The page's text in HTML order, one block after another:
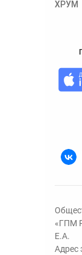
ХРУМ
«ГПМ
Е.А.
Адрес